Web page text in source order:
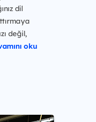
dil
değil,
oku